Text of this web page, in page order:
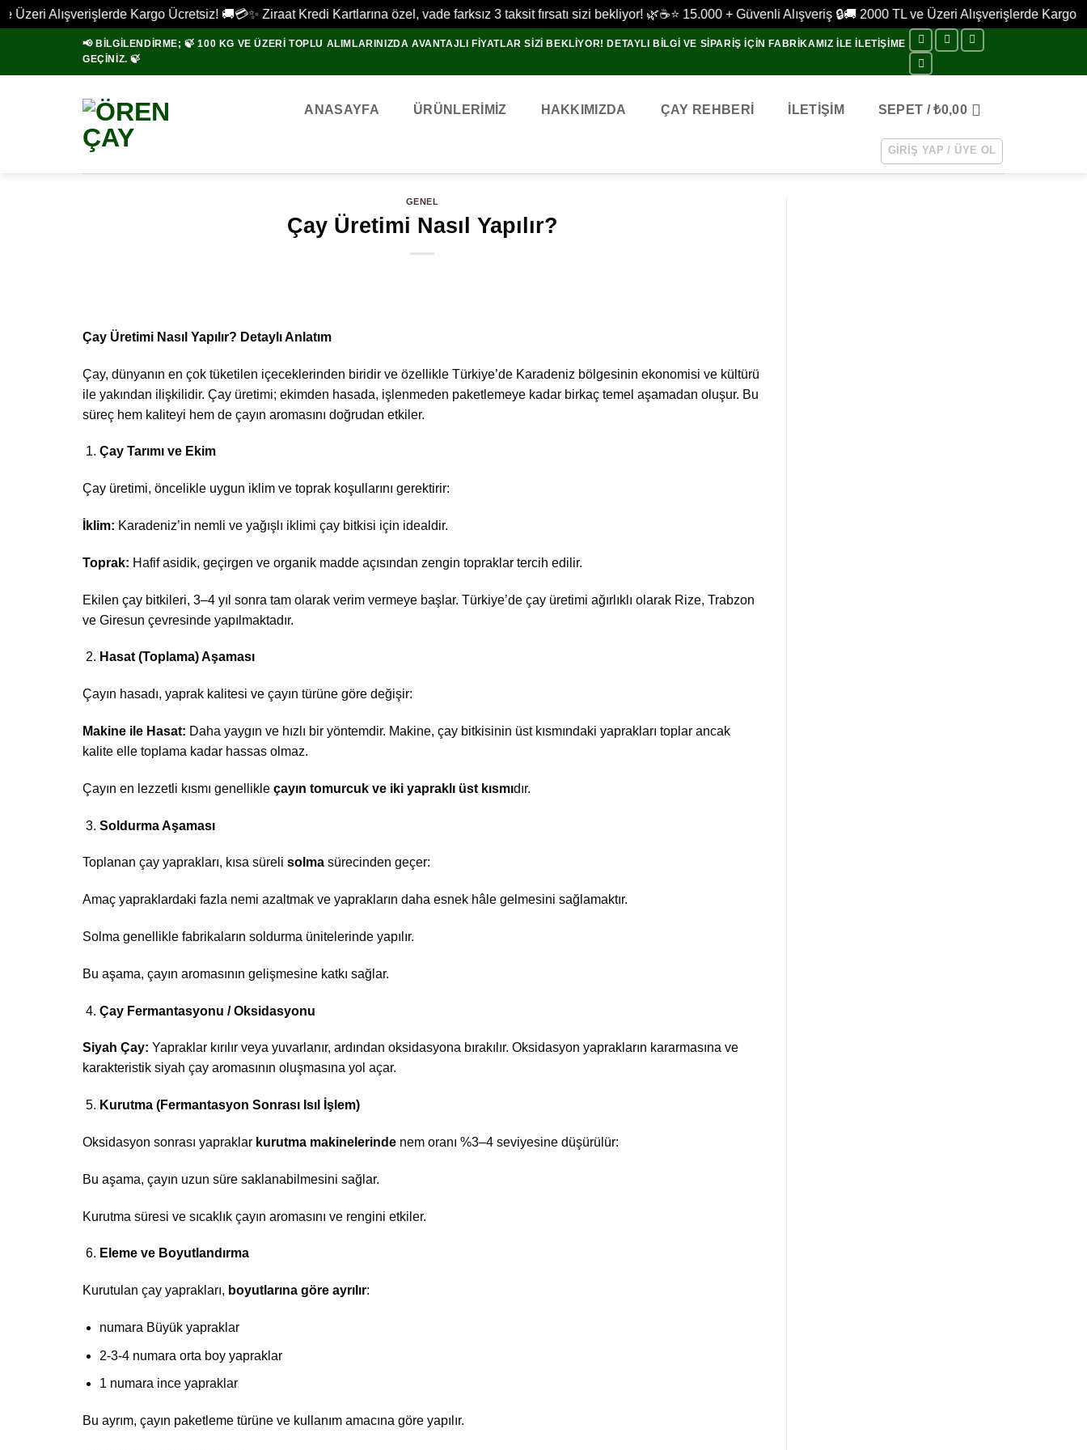
Alışverişlerde Kargo Ücretsiz! 🚚 💳✨ Ziraat Kredi Kartlarına özel, vade farksız 3 taksit fırsatı sizi bekliyor! 🌿☕⭐ 15.000 + Güvenli Alışveriş 🔒🚚 2000 TL ve Üzeri Alışverişlerde Kargo
📢 BİLGİLENDİRME; 🍃 100 KG VE ÜZERI TOPLU ALIMLARINIZDA AVANTAJLI FIYATLAR SIZI BEKLIYOR! DETAYLI BILGI VE SIPARIŞ IÇIN FABRIKAMIZ ILE ILETIŞIME
GEÇINIZ. 🍃
ANASAYFA ÜRÜNLERIMIZ HAKKIMIZDA ÇAY REHBERİ İLETİŞİM SEPET /₺0,00
GIRIŞ YAP / ÜYE OL
GENEL
Çay Üretimi Nasıl Yapılır?
Çay Üretimi Nasıl Yapılır? Detaylı Anlatım
Çay, dünyanın en çok tüketilen içeceklerinden biridir ve özellikle Türkiye’de Karadeniz bölgesinin ekonomisi ve kültürü
ile yakından ilişkilidir. Çay üretimi; ekimden hasada, işlenmeden paketlemeye kadar birkaç temel aşamadan oluşur. Bu
süreç hem kaliteyi hem de çayın aromasını doğrudan etkiler.
Çay Tarımı ve Ekim
Çay üretimi, öncelikle uygun iklim ve toprak koşullarını gerektirir:
İklim: Karadeniz’in nemli ve yağışlı iklimi çay bitkisi için idealdir.
Toprak: Hafif asidik, geçirgen ve organik madde açısından zengin topraklar tercih edilir.
Ekilen çay bitkileri, 3–4 yıl sonra tam olarak verim vermeye başlar. Türkiye’de çay üretimi ağırlıklı olarak Rize, Trabzon
ve Giresun çevresinde yapılmaktadır.
Hasat (Toplama) Aşaması
Çayın hasadı, yaprak kalitesi ve çayın türüne göre değişir:
Makine ile Hasat: Daha yaygın ve hızlı bir yöntemdir. Makine, çay bitkisinin üst kısmındaki yaprakları toplar ancak
kalite elle toplama kadar hassas olmaz.
Çayın en lezzetli kısmı genellikle çayın tomurcuk ve iki yapraklı üst kısmıdır.
Soldurma Aşaması
Toplanan çay yaprakları, kısa süreli solma sürecinden geçer:
Amaç yapraklardaki fazla nemi azaltmak ve yaprakların daha esnek hâle gelmesini sağlamaktır.
Solma genellikle fabrikaların soldurma ünitelerinde yapılır.
Bu aşama, çayın aromasının gelişmesine katkı sağlar.
Çay Fermantasyonu / Oksidasyonu
Siyah Çay: Yapraklar kırılır veya yuvarlanır, ardından oksidasyona bırakılır. Oksidasyon yaprakların kararmasına ve
karakteristik siyah çay aromasının oluşmasına yol açar.
Kurutma (Fermantasyon Sonrası Isıl İşlem)
Oksidasyon sonrası yapraklar kurutma makinelerinde nem oranı %3–4 seviyesine düşürülür:
Bu aşama, çayın uzun süre saklanabilmesini sağlar.
Kurutma süresi ve sıcaklık çayın aromasını ve rengini etkiler.
Eleme ve Boyutlandırma
Kurutulan çay yaprakları, boyutlarına göre ayrılır:
numara Büyük yapraklar
2-3-4 numara orta boy yapraklar
1 numara ince yapraklar
Bu ayrım, çayın paketleme türüne ve kullanım amacına göre yapılır.